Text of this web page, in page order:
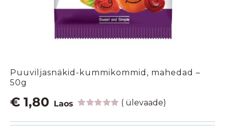
Puuviljasnäkid-kummikommid, mahedad –
50g
€ 1,80 Laos
5.00/5
(ülevaade)